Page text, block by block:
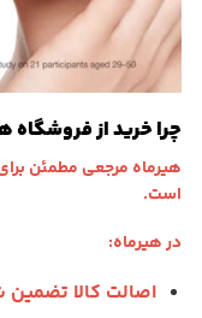
چرا خرید از فروشگاه
هیرماه مرجعی مطمئن
است.
در هیرماه:
اصالت کالا